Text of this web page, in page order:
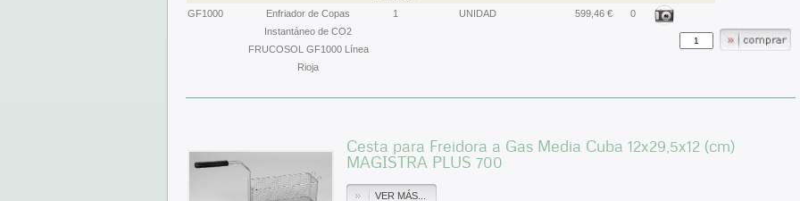
GF1000
Enfriador de Copas
Instantáneo de CO2
FRUCOSOL GF1000 Línea
Rioja
1 UNIDAD 599,46 € 0
Cesta para Freidora a Gas Media Cuba 12x29,5x12 (cm)
MAGISTRA PLUS 700
VER MÁS...